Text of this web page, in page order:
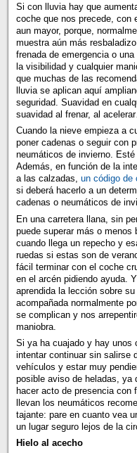
Si con lluvia hay que
coche que nos precede, con
aun mayor, porque,
muestra aún más
frenada de emergencia o
la visibilidad y cualquier
que muchas de las
lluvia se aplican aquí
seguridad. Suavidad en
suavidad al frenar, al
Cuando la nieve empieza a
poner cadenas o seguir con
neumáticos de invierno.
Además, en función de la
a las calzadas, un código de
si deberá hacerlo a un
cadenas o neumáticos de
En una carretera llana, sin
puede superar más o menos
cuando llega un repecho y
ruedas si estas son de
fácil terminar con el coche
en el arcén pidiendo ayuda.
aprendida la lección sobre
acompañada normalmente
se complican y nos
maniobra.
Si ya ha cuajado y hay unos
intentar continuar sin salirse
vehículos y estar muy
posible aviso de heladas, ya
hacer acto de presencia
llevan los neumáticos
tajante: pare en cuanto vea
un lugar seguro lejos de la
Hielo al acecho